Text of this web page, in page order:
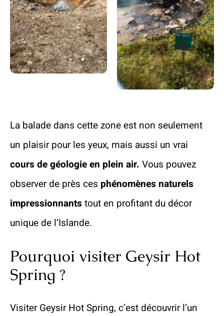
La balade dans cette zone est non seulement
un plaisir pour les yeux, mais aussi un vrai
cours de géologie en plein air. Vous pouvez
observer de près ces phénomènes naturels
impressionnantstout en profitant du décor
unique de l’Islande.
Pourquoi visiter Geysir Hot
Spring ?
Visiter Geysir Hot Spring, c’est découvrir l’un